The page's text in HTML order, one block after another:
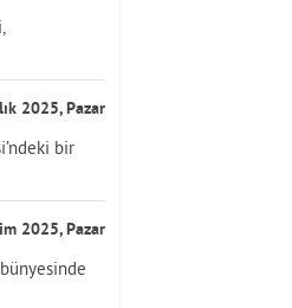
2025, Pazar
bir
2025, Pazar